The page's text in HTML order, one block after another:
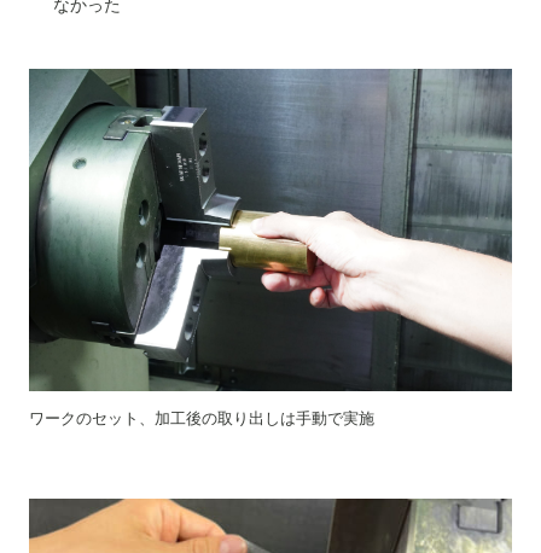
なかった
ワークのセット、加工後の取り出しは手動で実施